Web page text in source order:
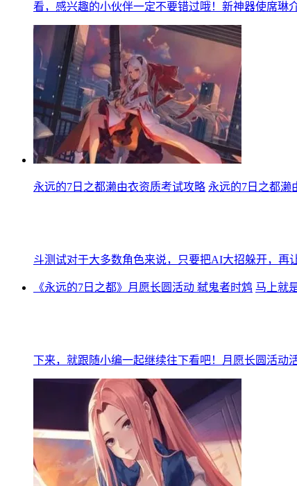
看，感兴趣的小伙伴一定不要错过哦！新神器使席琳
永远的7日之都濑由衣资质考试攻略 永远的7日之都濑
斗测试对于大多数角色来说，只要把AI大招躲开，再
《永远的7日之都》月愿长圆活动 弑鬼者时鸩 马上就
下来，就跟随小编一起继续往下看吧！月愿长圆活动